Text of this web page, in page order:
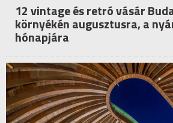
12 vintage és retró vásár
környékén augusztusra, a
hónapjára